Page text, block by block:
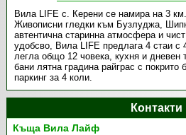
Вила LIFE с. Керени се намира на 3
Живописни гледки към Бузлуджа,
автентична старинна атмосфера и
удобсво, Вила LIFE предлага 4 стаи с
легла общо 12 човека, кухня и дневен
бани лятна градина райграс с
паркинг за 4 коли.
Контакти
Къща Вила Лайф